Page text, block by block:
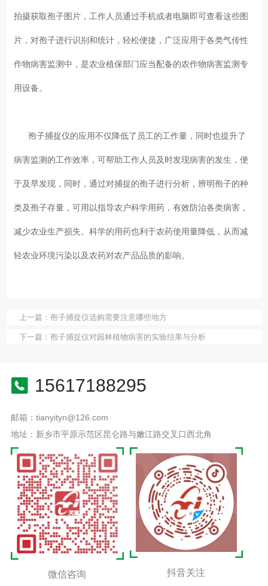
拍摄获取孢子图片，工作人员通过手机或者电脑即可查看这些图
片，对孢子进行识别和统计，轻松便捷，广泛应用于各类气传性
作物病害监测中，是农业植保部门应当配备的农作物病害监测专
用设备。
孢子捕捉仪的应用不仅降低了员工的工作量，同时也提升了
病害监测的工作效率，可帮助工作人员及时发现病害的发生，便
于及早发现，同时，通过对捕捉的孢子进行分析，辨明孢子的种
类及孢子存量，可用以指导农户科学用药，有效防治各类病害，
减少农业生产损失。科学的用药也利于农药使用量降低，从而减
轻农业环境污染以及农药对农产品品质的影响。
上一篇： 孢子捕捉仪选购需要注意哪些地方
下一篇： 孢子捕捉仪对园林植物病害的实验结果与分析
15617188295
邮箱：tianyityn@126.com
地址：新乡市平原示范区昆仑路与嫩江路交叉口西北角
微信咨询 抖音关注